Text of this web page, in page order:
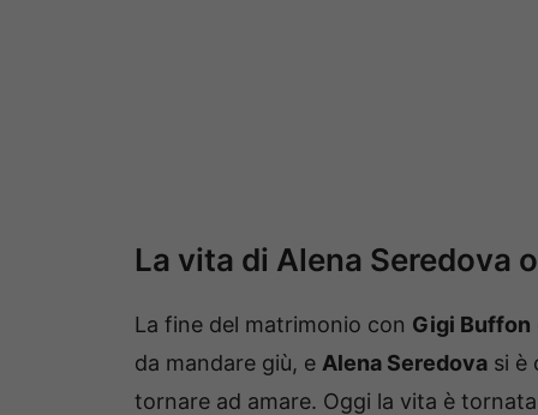
La vita di Alena Seredova
La fine del matrimonio con Gigi Buffon
da mandare giù, e Alena Seredova si è
tornare ad amare. Oggi la vita è